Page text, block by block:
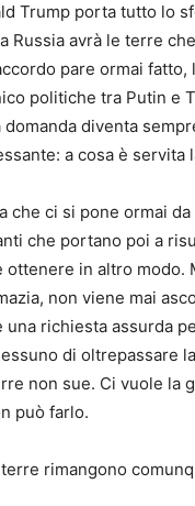
Trump porta tutto lo
Russia avrà le terre
pare ormai fatto,
politiche tra Putin e
domanda diventa
a cosa è servita
che ci si pone ormai
che portano poi a
ottenere in altro modo.
non viene mai
una richiesta assurda
di oltrepassare
non sue. Ci vuole la
può farlo.
rimangono